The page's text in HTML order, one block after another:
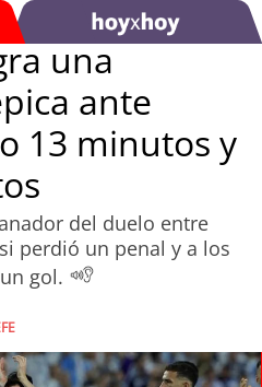
una
ante
13 minutos y
del duelo entre
perdió un penal y a los
gol.